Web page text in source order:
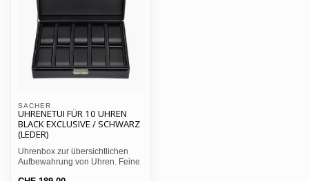
SACHER
UHRENETUI FÜR 10 UHREN
BLACK EXCLUSIVE / SCHWARZ
(LEDER)
Uhrenbox zur übersichtlichen
Aufbewahrung von Uhren. Feine